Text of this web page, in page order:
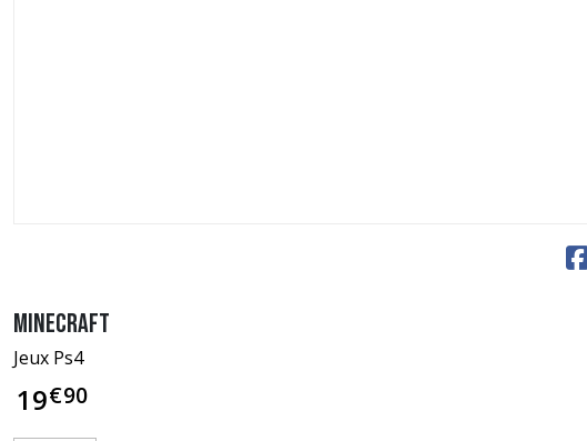
Minecraft
Jeux Ps4
19€90